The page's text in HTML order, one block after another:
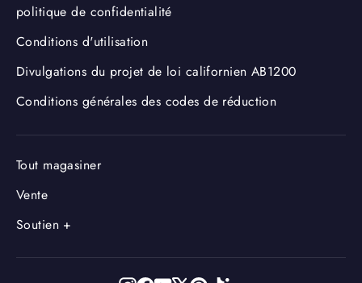
politique de confidentialité
Conditions d'utilisation
Divulgations du projet de loi californien AB1200
Conditions générales des codes de réduction
Tout magasiner
Vente
Soutien +